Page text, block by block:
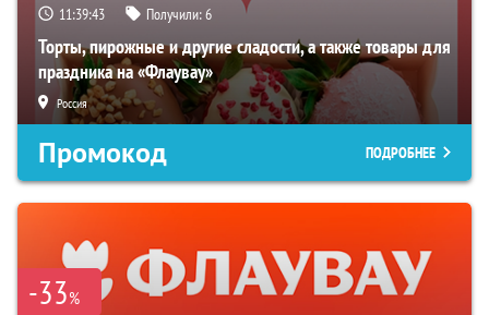
11:39:42 Получили:6
Торты, пирожные и другие сладости, а также товары для
праздника на «Флаувау»
Россия
Промокод ПОДРОБНЕЕ
-33%